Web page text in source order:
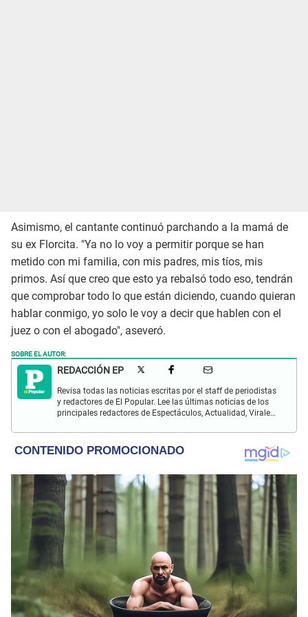
Asimismo, el cantante continuó parchando a la mamá de
su ex Florcita. "Ya no lo voy a permitir porque se han
metido con mi familia, con mis padres, mis tíos, mis
primos. Así que creo que esto ya rebalsó todo eso, tendrán
que comprobar todo lo que están diciendo, cuando quieran
hablar conmigo, yo solo le voy a decir que hablen con el
juez o con el abogado", aseveró.
SOBRE EL AUTOR:
REDACCIÓN EP
Revisa todas las noticias escritas por el staff de periodistas
y redactores de El Popular. Lee las últimas noticias de los
principales redactores de Espectáculos, Actualidad, Virales,